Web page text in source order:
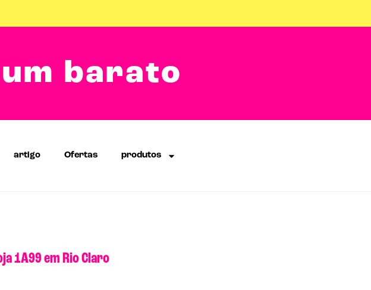
barato
artigo Ofertas produtos
1A99 em Rio Claro